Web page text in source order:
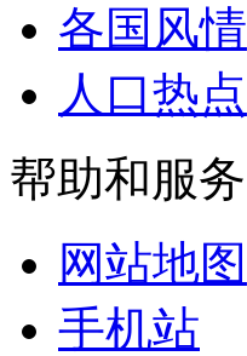
各国风情
人口热点
帮助和服务
网站地图
手机站